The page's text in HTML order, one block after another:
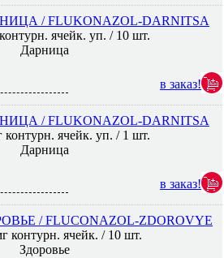
/ FLUKONAZOL-DARNITSA
ячейк. уп. / 10 шт.
Дарница
в заказ!
/ FLUKONAZOL-DARNITSA
контурн. ячейк. уп. / 1 шт.
Дарница
в заказ!
/ FLUCONAZOL-ZDOROVYE
контурн. ячейк. / 10 шт.
Здоровье